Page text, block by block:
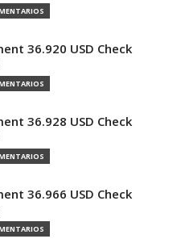
36.920 USD Check
36.928 USD Check
36.966 USD Check